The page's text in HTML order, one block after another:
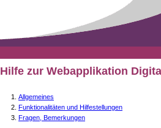
Hilfe zur Webapplikation
Allgemeines
Funktionalitäten und Hilfestellungen
Fragen, Bemerkungen